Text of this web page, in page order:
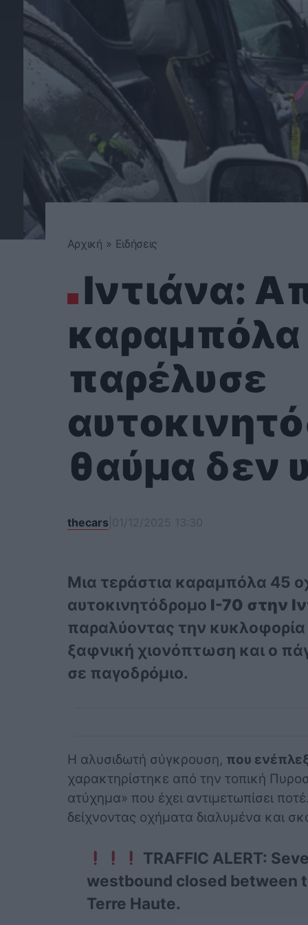
Αρχική » Ειδήσεις
Ιντιάνα:
παρέλυσε
θαύμα δεν
thecars
Μια τεράστια καραμπόλα 45
αυτοκινητόδρομο I-70 στην
παραλύοντας την κυκλοφορία
ξαφνική χιονόπτωση και ο
σε παγοδρόμιο.
Η αλυσιδωτή σύγκρουση, που
χαρακτηρίστηκε από την τοπική
ατύχημα» που έχει αντιμετωπίσει
δείχνοντας οχήματα διαλυμένα και
TRAFFIC ALERT:
westbound closed between
Terre Haute.